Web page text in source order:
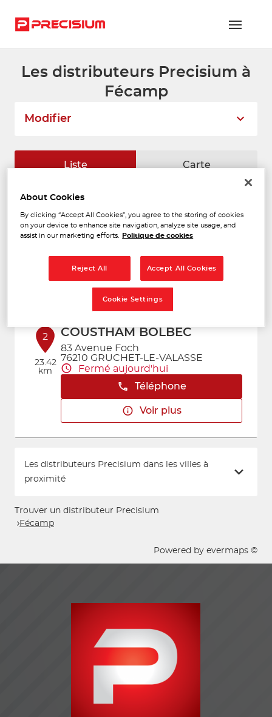
RÉSEAU PRECISIUM
ESPACE ADHÉRENT
Les distributeurs Precisium à
Fécamp
Modifier
Liste Carte
4.43
63 Rue de Rouen
76400 TOUSSAINT
Fermé actuellement
Téléphone
Voir plus
2
23.42
km
COUSTHAM BOLBEC
83 Avenue Foch
76210 GRUCHET-LE-VALASSE
Fermé aujourd'hui
Téléphone
Voir plus
Les distributeurs Precisium dans les villes à
proximité
Trouver un distributeur Precisium
Fécamp
Powered by evermaps ©
About Cookies
By clicking “Accept All Cookies”, you agree to the storing of cookies
on your device to enhance site navigation, analyze site usage, and
assist in our marketing efforts.
Politique de cookies
Reject All Accept All Cookies
Cookie Settings